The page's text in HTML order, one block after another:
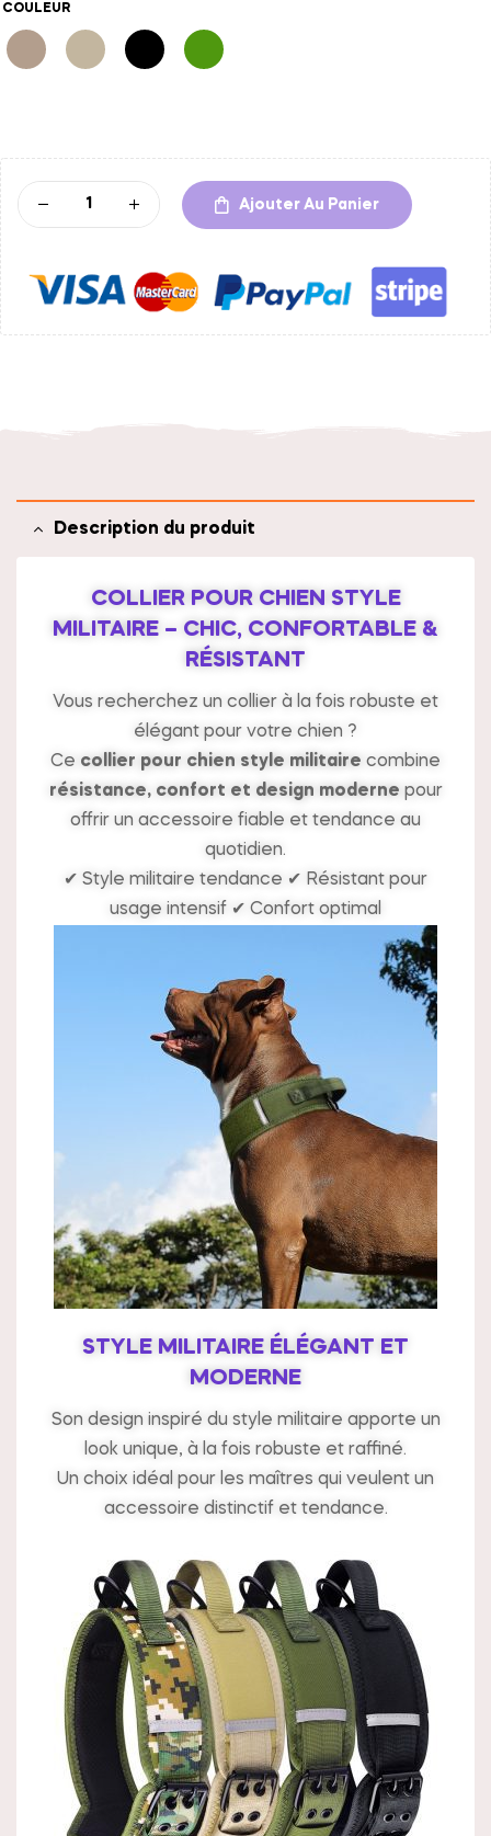
COULEUR
Ajouter Au Panier
l
t
e
r
n
a
Description du produit
COLLIER POUR CHIEN STYLE
MILITAIRE – CHIC, CONFORTABLE &
RÉSISTANT
Vous recherchez un collier à la fois robuste et
élégant pour votre chien ?
Ce collier pour chien style militaire combine
résistance, confort et design moderne pour
offrir un accessoire fiable et tendance au
quotidien.
✔ Style militaire tendance ✔ Résistant pour
usage intensif ✔ Confort optimal
STYLE MILITAIRE ÉLÉGANT ET
MODERNE
Son design inspiré du style militaire apporte un
look unique, à la fois robuste et raffiné.
Un choix idéal pour les maîtres qui veulent un
accessoire distinctif et tendance.